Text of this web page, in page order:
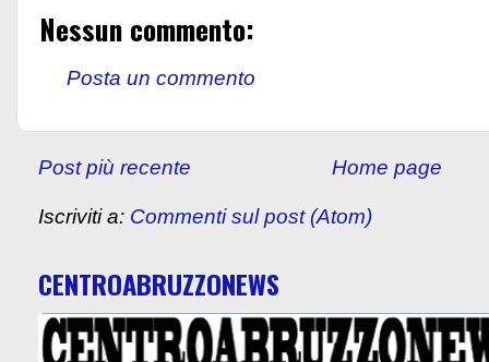
Nessun commento:
Posta un commento
Post più recente Home page
Iscriviti a: Commenti sul post (Atom)
CENTROABRUZZONEWS